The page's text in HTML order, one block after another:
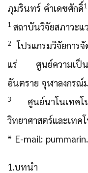
ภุมรินทร์ คำเดชศักดิ์
1 สถาบันวิจัยสภาวะแ
2
โปรแกรมวิจัยการ
แร่ ศูนย์ความเป็นเ
อันตราย จุฬาลงกรณ์
3
ศูนย์นาโนเทคโ
วิทยาศาสตร์และเทค
* E-mail:
1.บทนำ